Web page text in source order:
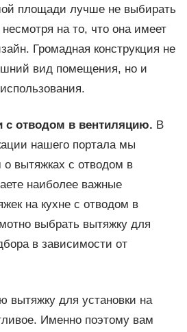
площади лучше не выбирать
на то, что она имеет
Громадная конструкция не
вид помещения, но и
с отводом в вентиляцию. В
нашего портала мы
о вытяжках с отводом в
наиболее важные
на кухне с отводом в
выбрать вытяжку для
в зависимости от
для установки на
Именно поэтому вам